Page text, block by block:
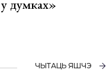
думках»
ЧЫТАЦЬ ЯШЧЭ